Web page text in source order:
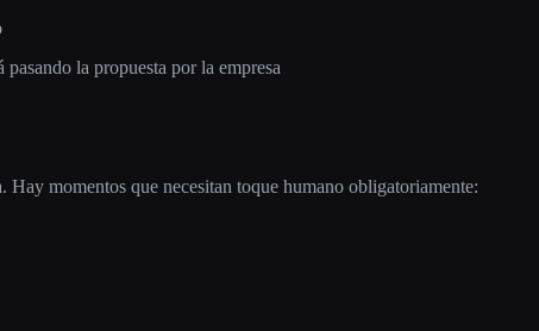
la propuesta por la empresa
Hay momentos que necesitan toque humano obligatoriamente: